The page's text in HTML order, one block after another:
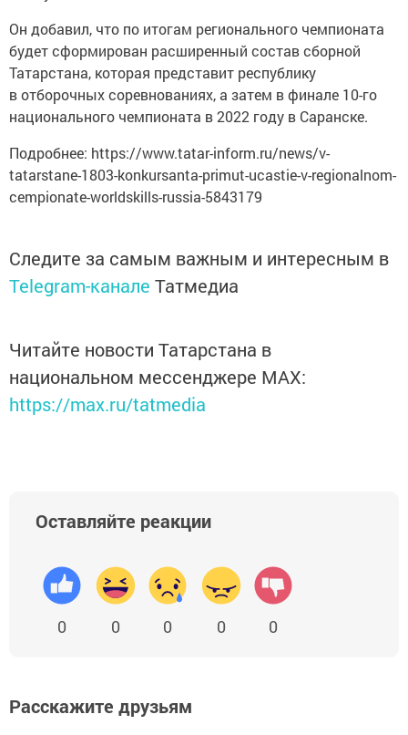
Он добавил, что по итогам регионального чемпионата
будет сформирован расширенный состав сборной
Татарстана, которая представит республику
в отборочных соревнованиях, а затем в финале 10-го
национального чемпионата в 2022 году в Саранске.
Подробнее: https://www.tatar-inform.ru/news/v-
tatarstane-1803-konkursanta-primut-ucastie-v-regionalnom-
cempionate-worldskills-russia-5843179
Следите за самым важным и интересным в
Telegram-канале Татмедиа
Читайте новости Татарстана в
национальном мессенджере MАХ:
https://max.ru/tatmedia
Оставляйте реакции
0 0 0 0 0
Расскажите друзьям